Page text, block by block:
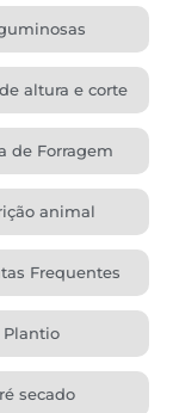
altura e corte
de Forragem
animal
Frequentes
Plantio
secado